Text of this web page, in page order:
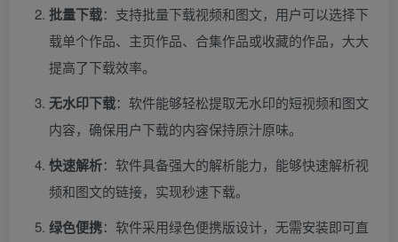
批量下载：支持批量下载视频和图文，用户可以选择下
载单个作品、主页作品、合集作品或收藏的作品，大大
提高了下载效率。
无水印下载：软件能够轻松提取无水印的短视频和图文
内容，确保用户下载的内容保持原汁原味。
快速解析：软件具备强大的解析能力，能够快速解析视
频和图文的链接，实现秒速下载。
绿色便携：软件采用绿色便携版设计，无需安装即可直